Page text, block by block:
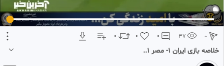
تبلیغ 1 از 2
0 0 0 37 0
خلاصه بازی ایران 1- مصر 1..